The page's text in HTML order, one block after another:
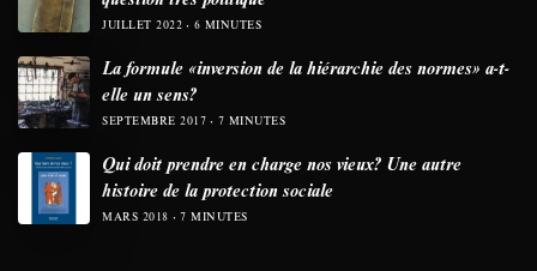
JUILLET 2022 6 MINUTES
La formule «inversion de la hiérarchie des normes» a-t-
elle un sens?
SEPTEMBRE 2017 7 MINUTES
Qui doit prendre en charge nos vieux? Une autre
histoire de la protection sociale
MARS 2018 7 MINUTES